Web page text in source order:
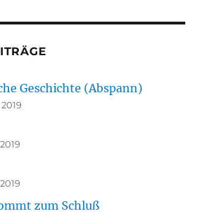
Geschichte (Abspann)
zum Schluß